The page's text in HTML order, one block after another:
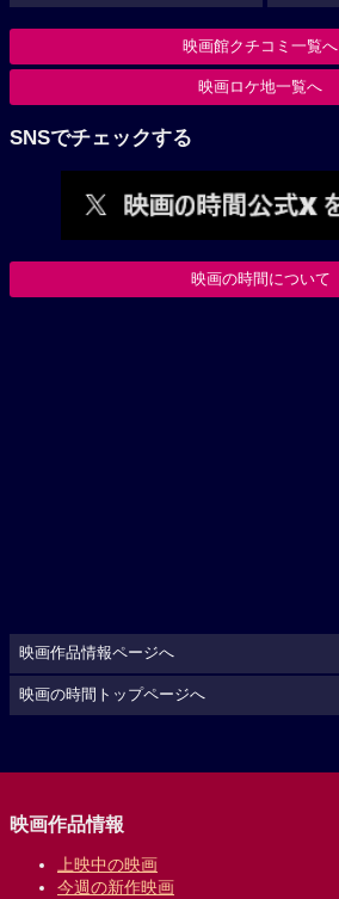
映画館クチコミ一覧へ
映画ロケ地一覧へ
SNSでチェックする
映画の時間について
映画作品情報ページへ
映画の時間トップページへ
映画作品情報
上映中の映画
今週の新作映画